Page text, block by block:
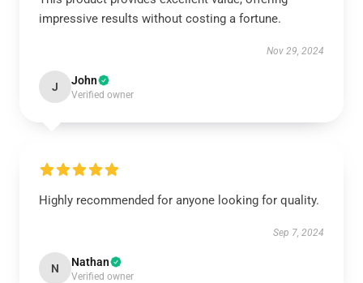
impressive results without costing a fortune.
Nov 29, 2024
J John
Verified owner
Highly recommended for anyone looking for quality.
Sep 7, 2024
N Nathan
Verified owner